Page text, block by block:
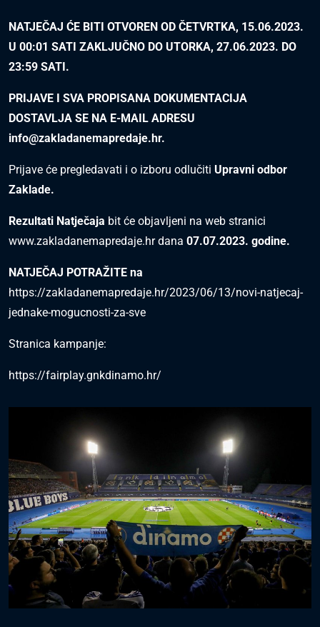
NATJEČAJ ĆE BITI OTVOREN OD ČETVRTKA, 15.06.2023.
U 00:01 SATI ZAKLJUČNO DO UTORKA, 27.06.2023. DO
23:59 SATI.
PRIJAVE I SVA PROPISANA DOKUMENTACIJA
DOSTAVLJA SE NA E-MAIL ADRESU
info@zakladanemapredaje.hr.
Prijave će pregledavati i o izboru odlučiti Upravni odbor
Zaklade.
Rezultati Natječaja bit će objavljeni na web stranici
www.zakladanemapredaje.hrdana 07.07.2023. godine.
NATJEČAJ POTRAŽITE na
https://zakladanemapredaje.hr/2023/06/13/novi-natjecaj-
jednake-mogucnosti-za-sve
Stranica kampanje:
https://fairplay.gnkdinamo.hr/